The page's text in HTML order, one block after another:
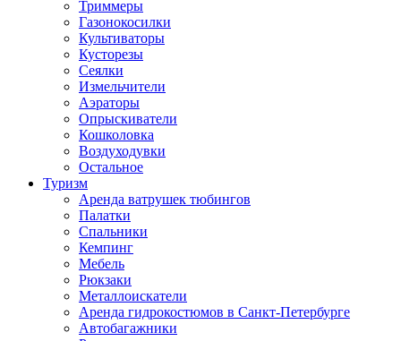
Триммеры
Газонокосилки
Культиваторы
Кусторезы
Сеялки
Измельчители
Аэраторы
Опрыскиватели
Кошколовка
Воздуходувки
Остальное
Туризм
Аренда ватрушек тюбингов
Палатки
Спальники
Кемпинг
Мебель
Рюкзаки
Металлоискатели
Аренда гидрокостюмов в Санкт-Петербурге
Автобагажники